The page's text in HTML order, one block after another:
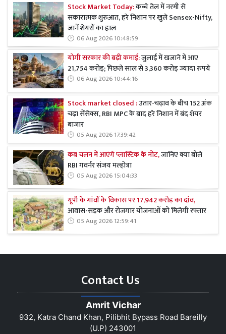
Stock Market Today:कच्चे तेल में नरमी से
सकारात्मक शुरुआत, हरे निशान पर खुले Sensex-Nifty,
जानें शेयरों का हाल
06 Aug 2026 10:48:59
योगी सरकार की बढ़ी कमाई:जुलाई में खजाने में आए
21,754 करोड़; पिछले साल से 3,360 करोड़ ज्यादा रुपये
06 Aug 2026 10:44:16
Stock market closed :उतार-चढ़ाव के बीच 152 अंक
चढ़ा सेंसेक्स, RBI MPC के बाद हरे निशान में बंद शेयर
बाजार
05 Aug 2026 17:39:42
कब चलन में आएंगे प्लास्टिक के नोट,जानिए क्या बोले
RBI गवर्नर संजय मल्होत्रा
05 Aug 2026 15:04:33
यूपी के गांवों के विकास पर 17,942 करोड़ का दांव,
आवास-सड़क और रोजगार योजनाओं को मिलेगी रफ्तार
05 Aug 2026 12:59:41
Contact Us
Amrit Vichar
932, Katra Chand Khan, Pilibhit Bypass Road Bareilly
(U.P) 243001